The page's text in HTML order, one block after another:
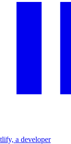
a developer